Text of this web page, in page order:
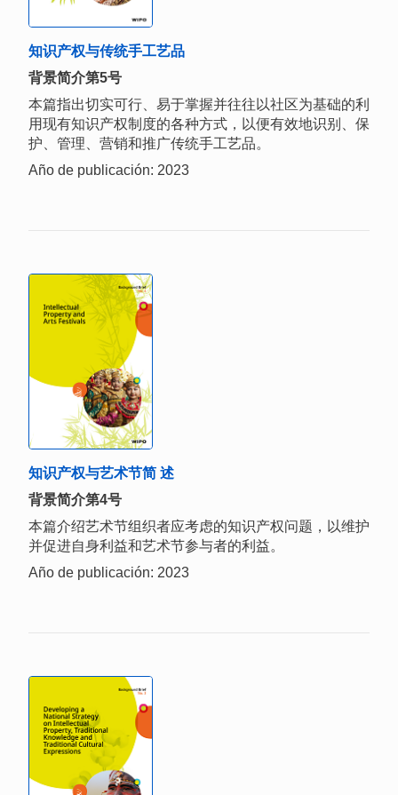
知识产权与传统手工艺品
背景简介第5号
本篇指出切实可行、易于掌握并往往以社区为基础的利
用现有知识产权制度的各种方式，以便有效地识别、保
护、管理、营销和推广传统手工艺品。
Año de publicación: 2023
知识产权与艺术节简 述
背景简介第4号
本篇介绍艺术节组织者应考虑的知识产权问题，以维护
并促进自身利益和艺术节参与者的利益。
Año de publicación: 2023